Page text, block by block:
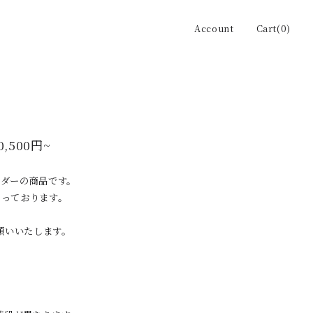
Account Cart(0)
円~
ーの商品です。
ております。
いたします。